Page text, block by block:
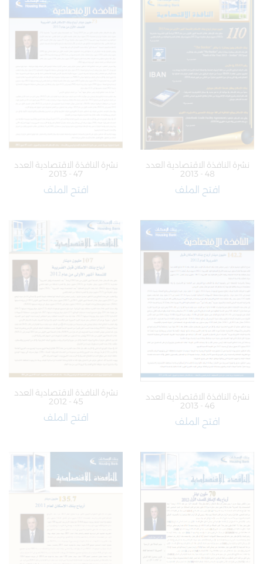
نشرة النافذة الاقتصادية العدد
48 - 2013
افتح الملف
نشرة النافذة الاقتصادية العدد
47 - 2013
افتح الملف
نشرة النافذة الاقتصادية العدد
46 - 2013
افتح الملف
نشرة النافذة الاقتصادية العدد
45 - 2012
افتح الملف